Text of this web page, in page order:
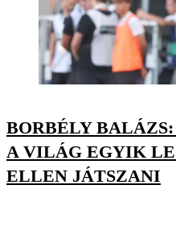
BORBÉLY
A VILÁG EGYIK
ELLEN JÁTSZANI